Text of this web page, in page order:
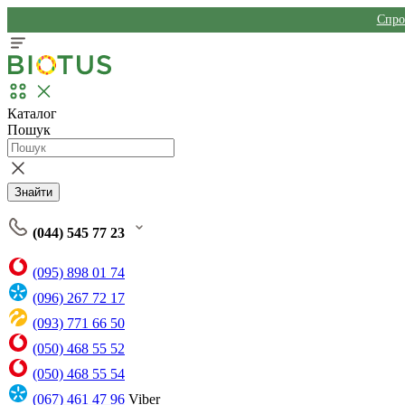
Каталог
Пошук
Знайти
(044) 545 77 23
(095) 898 01 74
(096) 267 72 17
(093) 771 66 50
(050) 468 55 52
(050) 468 55 54
(067) 461 47 96 Viber